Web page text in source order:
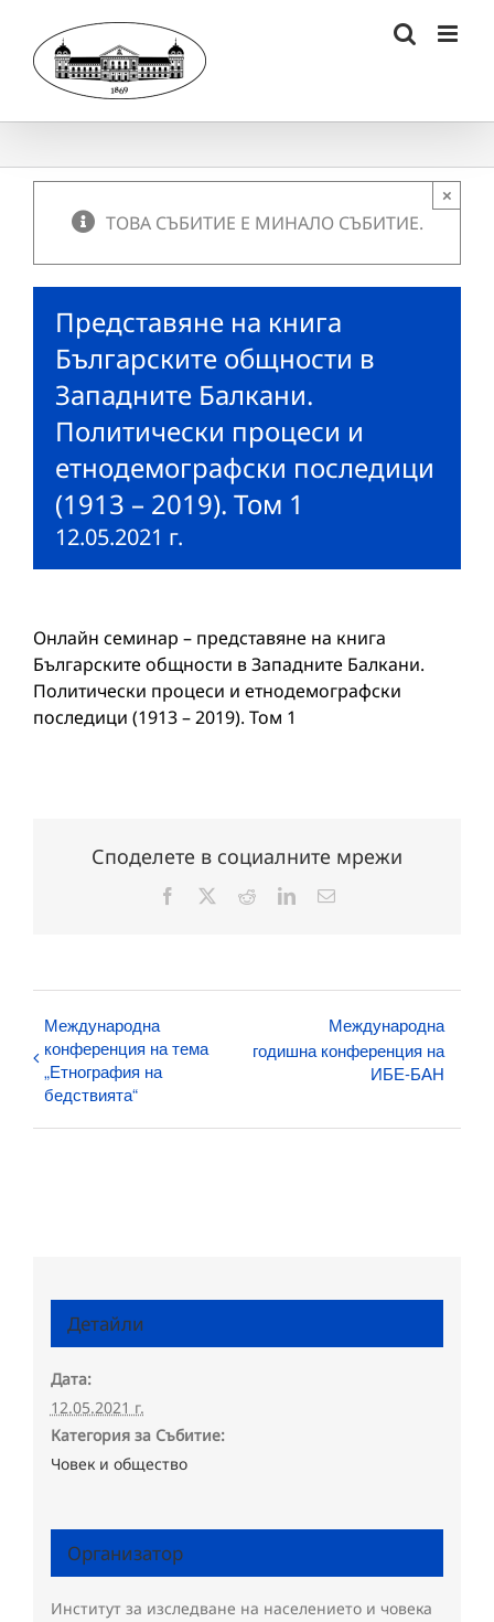
content
ТОВА СЪБИТИЕ Е МИНАЛО СЪБИТИЕ.
×
Представяне на книга
Българските общности в
Западните Балкани.
Политически процеси и
етнодемографски последици
(1913 – 2019). Том 1
12.05.2021 г.
Онлайн семинар – представяне на книга
Българските общности в Западните Балкани.
Политически процеси и етнодемографски
последици (1913 – 2019). Том 1
Споделете в социалните мрежи
Facebook RedditLinkedInЕлектронна
Международна
конференция на тема
„Етнография на
бедствията“
Международна
годишна конференция на
ИБЕ-БАН
Детайли
Дата:
12.05.2021 г.
Категория за Събитие:
Човек и общество
Организатор
Институт за изследване на населението и човека